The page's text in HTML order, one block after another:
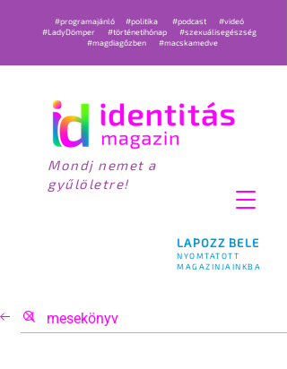
LAPOZZ BELE
NYOMTATOTT
MAGAZINJAINKBA
#programajánló #politika #podcast
#videó
#LadyDömper
#történetihónap
#szexuálisegészség
#magdiagőzben
#macskamedve
Mondj nemet a
gyűlöletre!